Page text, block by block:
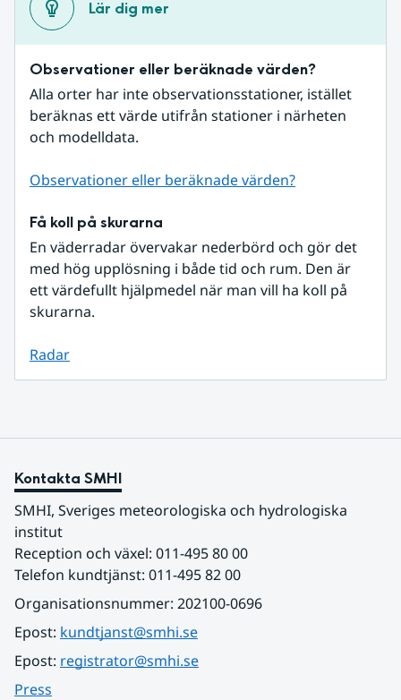
Lär dig mer
Observationer eller beräknade värden?
Alla orter har inte observationsstationer, istället
beräknas ett värde utifrån stationer i närheten
och modelldata.
Observationer eller beräknade värden?
Få koll på skurarna
En väderradar övervakar nederbörd och gör det
med hög upplösning i både tid och rum. Den är
ett värdefullt hjälpmedel när man vill ha koll på
skurarna.
Radar
Kontakta SMHI
SMHI, Sveriges meteorologiska och hydrologiska
institut
Reception och växel: 011-495 80 00
Telefon kundtjänst: 011-495 82 00
Organisationsnummer: 202100-0696
Epost: kundtjanst@smhi.se
Epost: registrator@smhi.se
Press